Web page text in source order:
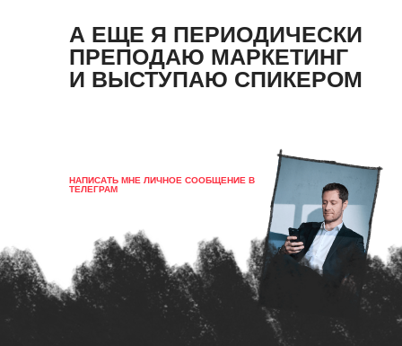
А ЕЩЕ Я ПЕРИОДИЧЕСКИ
ПРЕПОДАЮ МАРКЕТИНГ
И ВЫСТУПАЮ СПИКЕРОМ
НАПИСАТЬ МНЕ ЛИЧНОЕ СООБЩЕНИЕ В
ТЕЛЕГРАМ